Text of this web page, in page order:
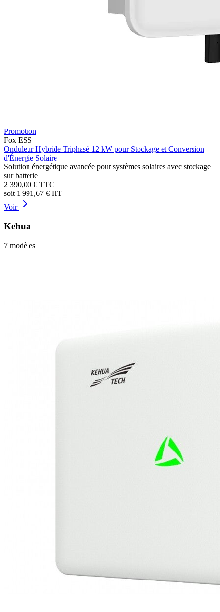
Promotion
Fox ESS
Onduleur Hybride Triphasé 12 kW pour Stockage et Conversion
d'Énergie Solaire
Solution énergétique avancée pour systèmes solaires avec stockage
sur batterie
2 390,00 € TTC
soit 1 991,67 € HT
Voir
Kehua
7 modèles